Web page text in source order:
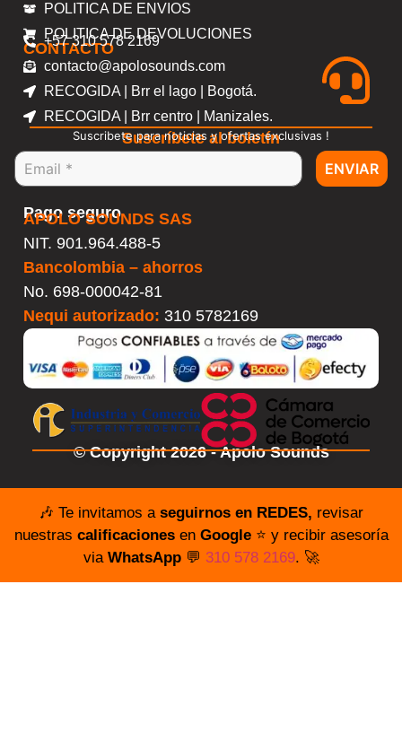
POLITICA DE ENVIOS
POLITICA DE DEVOLUCIONES
CONTACTO
+57 310 578 2169
contacto@apolosounds.com
RECOGIDA | Brr el lago | Bogotá.
RECOGIDA | Brr centro | Manizales.
Suscríbete al boletín
Suscribete para noticias y ofertas exclusivas !
ENVIAR
Pago seguro
APOLO SOUNDS SAS
NIT. 901.964.488-5
Bancolombia – ahorros
No. 698-000042-81
Nequi autorizado: 310 5782169
© Copyright 2026 - Apolo Sounds
🎶 Te invitamos a seguirnos en REDES, revisar
nuestras calificacionesen Google⭐️ y recibir asesoría
via WhatsApp💬 310 578 2169. 🚀